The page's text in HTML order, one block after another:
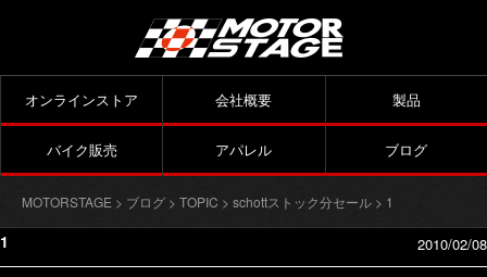
オンラインストア 会社概要 製品
バイク販売 アパレル ブログ
MOTORSTAGE > ブログ > TOPIC > schottストック分セール > 1
1 2010/02/08